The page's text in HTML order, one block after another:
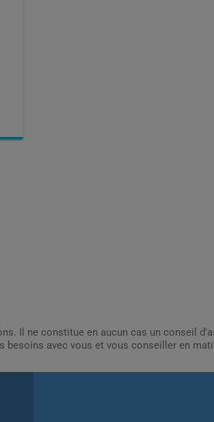
Il ne constitue en aucun cas un conseil
besoins avec vous et vous conseiller en